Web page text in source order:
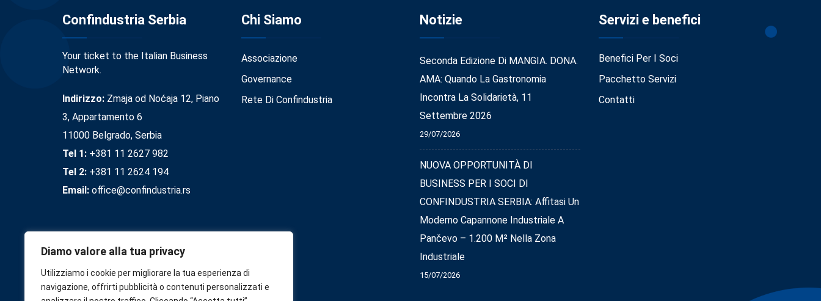
Diamo valore alla tua privacy
Utilizziamo i cookie per migliorare la tua esperienza di
navigazione, offrirti pubblicità o contenuti personalizzati e
Confindustria Serbia
Your ticket to the Italian Business
Network.
Indirizzo: Zmaja od Noćaja 12, Piano
3, Appartamento 6
11000 Belgrado, Serbia
Tel 1: +381 11 2627 982
Tel 2: +381 11 2624 194
Email: office@confindustria.rs
Chi Siamo
Associazione
Governance
Rete Di Confindustria
Notizie
Seconda Edizione Di MANGIA. DONA.
AMA: Quando La Gastronomia
Incontra La Solidarietà, 11
Settembre 2026
29/07/2026
NUOVA OPPORTUNITÀ DI
BUSINESS PER I SOCI DI
CONFINDUSTRIA SERBIA: Affitasi Un
Moderno Capannone Industriale A
Pančevo – 1.200 M² Nella Zona
Industriale
15/07/2026
Servizi e benefici
Benefici Per I Soci
Pacchetto Servizi
Contatti